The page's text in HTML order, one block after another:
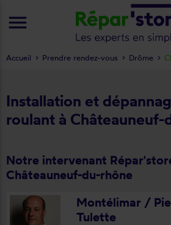
Installation et
roulant à Châteauneuf-
Notre intervenant
Châteauneuf-du-rhône
Montélimar /
Tulette
Accueil Prendre rendez-vous Drôme
menu